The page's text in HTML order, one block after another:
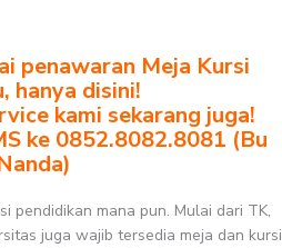
penawaran Meja Kursi
hanya disini!
kami sekarang juga!
ke 0852.8082.8081 (Bu
pendidikan mana pun. Mulai dari TK,
juga wajib tersedia meja dan kursi